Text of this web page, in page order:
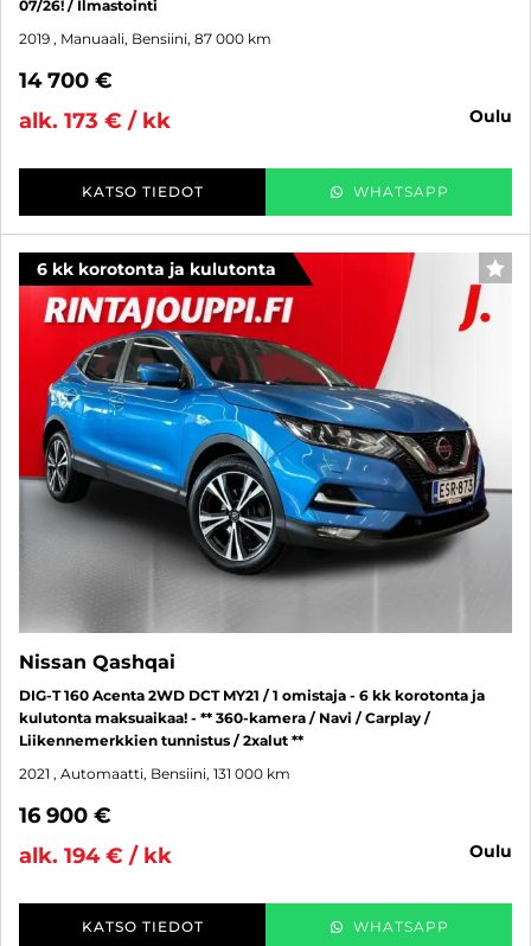
07/26! / Ilmastointi
2019 , Manuaali, Bensiini, 87 000 km
14 700 €
alk. 173 € / kk
oulu
KATSO TIEDOT WHATSAPP
6 kk korotonta ja kulutonta
Nissan Qashqai
DIG-T 160 Acenta 2WD DCT MY21 / 1 omistaja - 6 kk korotonta ja
kulutonta maksuaikaa! - ** 360-kamera / Navi / Carplay /
Liikennemerkkien tunnistus / 2xalut **
2021 , Automaatti, Bensiini, 131 000 km
16 900 €
alk. 194 € / kk
oulu
KATSO TIEDOT WHATSAPP